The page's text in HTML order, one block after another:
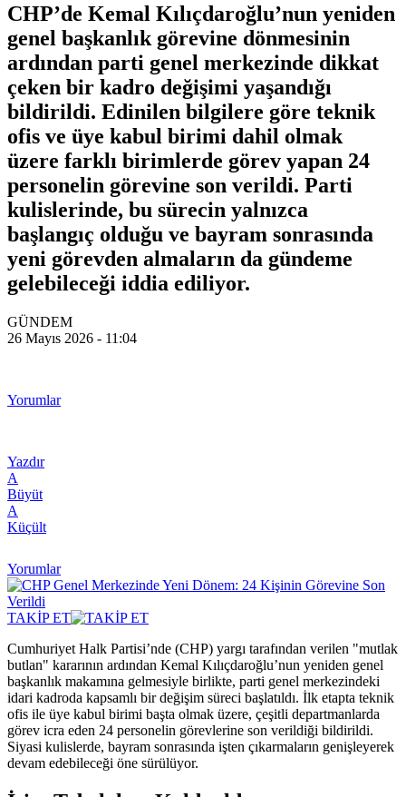
CHP’de Kemal Kılıçdaroğlu’nun yeniden
genel başkanlık görevine dönmesinin
ardından parti genel merkezinde dikkat
çeken bir kadro değişimi yaşandığı
bildirildi. Edinilen bilgilere göre teknik
ofis ve üye kabul birimi dahil olmak
üzere farklı birimlerde görev yapan 24
personelin görevine son verildi. Parti
kulislerinde, bu sürecin yalnızca
başlangıç olduğu ve bayram sonrasında
yeni görevden almaların da gündeme
gelebileceği iddia ediliyor.
GÜNDEM
26 Mayıs 2026 - 11:04
Yorumlar
Yazdır
A
Büyüt
A
Küçült
Yorumlar
TAKİP ET
Cumhuriyet Halk Partisi’nde (CHP) yargı tarafından verilen "mutlak
butlan" kararının ardından Kemal Kılıçdaroğlu’nun yeniden genel
başkanlık makamına gelmesiyle birlikte, parti genel merkezindeki
idari kadroda kapsamlı bir değişim süreci başlatıldı. İlk etapta teknik
ofis ile üye kabul birimi başta olmak üzere, çeşitli departmanlarda
görev icra eden 24 personelin görevlerine son verildiği bildirildi.
Siyasi kulislerde, bayram sonrasında işten çıkarmaların genişleyerek
devam edebileceği öne sürülüyor.